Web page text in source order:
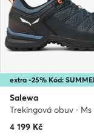
extra -25% Kód:
Salewa
4 199 Kč